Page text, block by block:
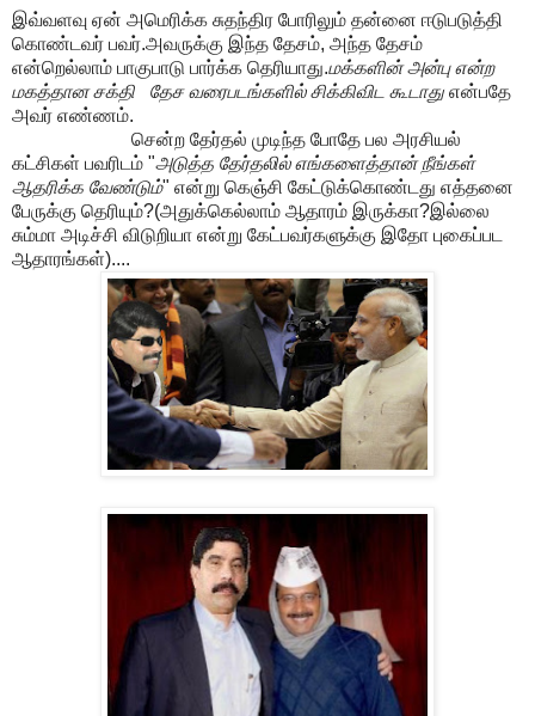
இவ்வளவு ஏன் அமெரிக்க சுதந்திர போரிலும் தன்னை ஈடுபடுத்தி
கொண்டவர் பவர்.அவருக்கு இந்த தேசம், அந்த தேசம்
என்றெல்லாம் பாகுபாடு பார்க்க தெரியாது.மக்களின் அன்பு என்ற
மகத்தான சக்தி தேச வரைபடங்களில் சிக்கிவிட கூடாது என்பதே
அவர் எண்ணம்.
சென்ற தேர்தல் முடிந்த போதே பல அரசியல்
கட்சிகள் பவரிடம் "அடுத்த தேர்தலில் எங்களைத்தான் நீங்கள்
ஆதரிக்க வேண்டும்" என்று கெஞ்சி கேட்டுக்கொண்டது எத்தனை
பேருக்கு தெரியும்?(அதுக்கெல்லாம் ஆதாரம் இருக்கா?இல்லை
சும்மா அடிச்சி விடுறியா என்று கேட்பவர்களுக்கு இதோ புகைப்பட
ஆதாரங்கள்)....